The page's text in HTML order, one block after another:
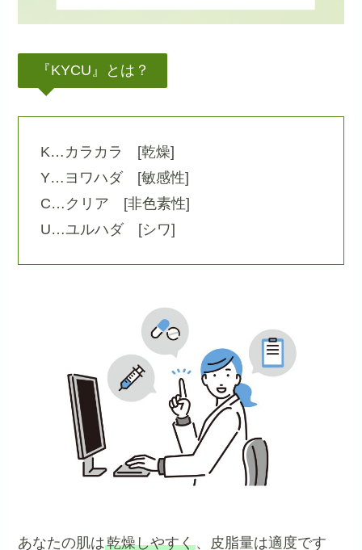
『KYCU』とは？
K…カラカラ [乾燥]
Y…ヨワハダ [敏感性]
C…クリア [非色素性]
U…ユルハダ [シワ]
あなたの肌は乾燥しやすく、皮脂量は適度です